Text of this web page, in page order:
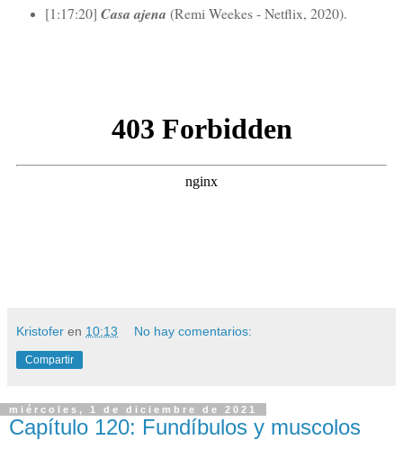
[1:17:20] Casa ajena (Remi Weekes - Netflix, 2020).
Kristofer en 10:13 No hay comentarios:
Compartir
miércoles, 1 de diciembre de 2021
Capítulo 120: Fundíbulos y muscolos